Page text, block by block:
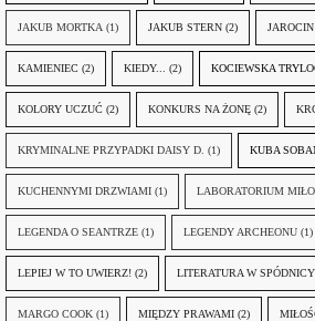
JAKUB MORTKA (1) JAKUB STERN (2) JAROCIN
KAMIENIEC (2) KIEDY... (2) KOCIEWSKA
KOLORY UCZUĆ (2) KONKURS NA ŻONĘ (2)
KRYMINALNE PRZYPADKI DAISY D. (1) KUBA
KUCHENNYMI DRZWIAMI (1) LABORATORIUM
LEGENDA O SEANTRZE (1) LEGENDY ARCHEONU (1)
LEPIEJ W TO UWIERZ! (2) LITERATURA W SPÓDNICY
MARGO COOK (1) MIĘDZY PRAWAMI (2)